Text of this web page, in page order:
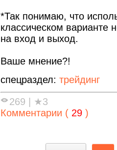
*Так понимаю, что
классическом варианте
на вход и выход.
Ваше мнение?!
спецраздел: трейдинг
269
★3
Комментарии ( 29 )